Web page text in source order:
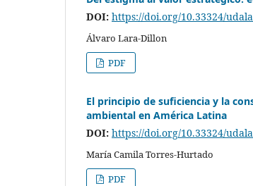
DOI: https://doi.org/10.33324/
Álvaro Lara-Dillon
PDF
El principio de suficiencia y la
ambiental en América Latina
DOI: https://doi.org/10.33324/
María Camila Torres-Hurtado
PDF